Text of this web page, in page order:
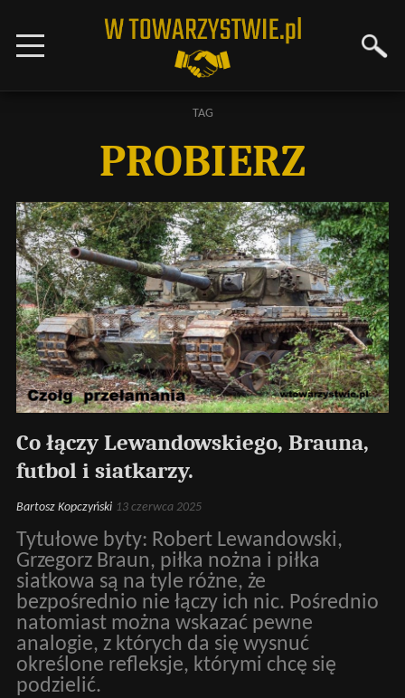
TAG
PROBIERZ
Co łączy Lewandowskiego, Brauna,
futbol i siatkarzy.
Bartosz Kopczyński 13 czerwca 2025
Tytułowe byty: Robert Lewandowski,
Grzegorz Braun, piłka nożna i piłka
siatkowa są na tyle różne, że
bezpośrednio nie łączy ich nic. Pośrednio
natomiast można wskazać pewne
analogie, z których da się wysnuć
określone refleksje, którymi chcę się
podzielić.